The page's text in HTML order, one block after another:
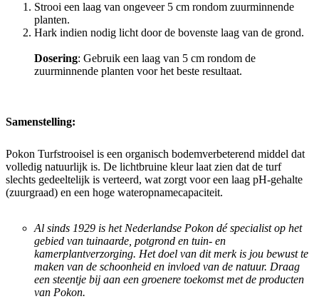
Strooi een laag van ongeveer 5 cm rondom zuurminnende
planten.
Hark indien nodig licht door de bovenste laag van de grond.
Dosering: Gebruik een laag van 5 cm rondom de
zuurminnende planten voor het beste resultaat.
Samenstelling:
Pokon Turfstrooisel is een organisch bodemverbeterend middel dat
volledig natuurlijk is. De lichtbruine kleur laat zien dat de turf
slechts gedeeltelijk is verteerd, wat zorgt voor een laag pH-gehalte
(zuurgraad) en een hoge wateropnamecapaciteit.
Al sinds 1929 is het Nederlandse Pokon dé specialist op het
gebied van tuinaarde, potgrond en tuin- en
kamerplantverzorging. Het doel van dit merk is jou bewust te
maken van de schoonheid en invloed van de natuur. Draag
een steentje bij aan een groenere toekomst met de producten
van Pokon.